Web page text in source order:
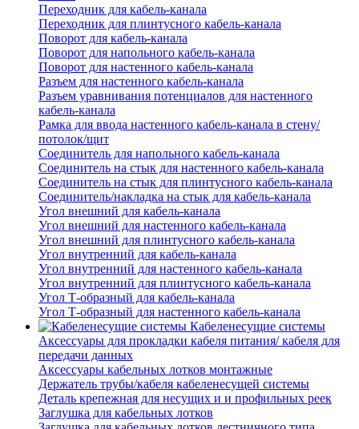
Переходник для кабель-канала
Переходник для плинтусного кабель-канала
Поворот для кабель-канала
Поворот для напольного кабель-канала
Поворот для настенного кабель-канала
Разъем для настенного кабель-канала
Разъем уравнивания потенциалов для настенного
кабель-канала
Рамка для ввода настенного кабель-канала в стену/
потолок/щит
Соединитель для напольного кабель-канала
Соединитель на стык для настенного кабель-канала
Соединитель на стык для плинтусного кабель-канала
Соединитель/накладка на стык для кабель-канала
Угол внешний для кабель-канала
Угол внешний для настенного кабель-канала
Угол внешний для плинтусного кабель-канала
Угол внутренний для кабель-канала
Угол внутренний для настенного кабель-канала
Угол внутренний для плинтусного кабель-канала
Угол Т-образный для кабель-канала
Угол Т-образный для настенного кабель-канала
Кабеленесущие системы
Аксессуары для прокладки кабеля питания/ кабеля для
передачи данных
Аксессуары кабельных лотков монтажные
Держатель трубы/кабеля кабеленесущей системы
Деталь крепежная для несущих и и профильных реек
Заглушка для кабельных лотков